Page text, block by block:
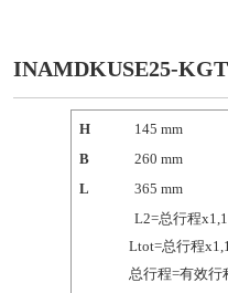
INAMDKUSE25-
H 145 mm
B
260 mm
L
365 mm
L2=总行程
Ltot=总行程
总行程=有效行